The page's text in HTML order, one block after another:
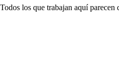
los que trabajan aquí